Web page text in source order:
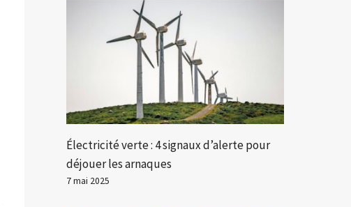
Électricité verte : 4 signaux d’alerte pour
déjouer les arnaques
7 mai 2025